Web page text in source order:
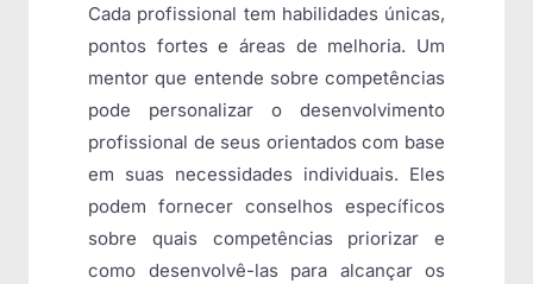
Cada profissional tem habilidades únicas,
pontos fortes e áreas de melhoria. Um
mentor que entende sobre competências
pode personalizar o desenvolvimento
profissional de seus orientados com base
em suas necessidades individuais. Eles
podem fornecer conselhos específicos
sobre quais competências priorizar e
como desenvolvê-las para alcançar os